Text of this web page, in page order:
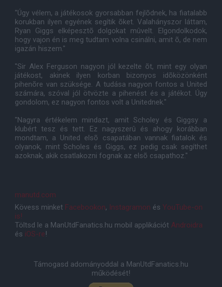
"Úgy vélem, a játékosok gyorsabban fejlõdnek, ha fiatalabb
korukban ilyen egyének segítik õket. Valahányszor láttam,
Ryan Giggs elképesztõ dolgokat mûvelt. Elgondolkodok,
hogy vajon én is meg tudtam volna csinálni, amit õ, de nem
igazán hiszem."
"Sir Alex Ferguson nagyon jól kezelte õt, mint egy olyan
játékost, akinek ilyen korban bizonyos idõközönként
pihenõre van szüksége. A tudása nagyon fontos a United
számára, szóval jól ötvözte a pihenést és a játékot. Úgy
gondolom, ez nagyon fontos volt a Unitednek."
"Nagyra értékelem mindazt, amit Scholey és Giggsy a
klubért tesz és tett. Ez nagyszerû és ahogy korábban
mondtam, a United elsõ csapatában vannak fiatalok és
olyanok, mint Scholes és Giggs, ez pedig csak segíthet
azoknak, akik csatlakozni fognak az elsõ csapathoz."
manutd.com
Kövess minket Facebookon, Instagramon és YouTube-on
is!
Töltsd le a ManUtdFanatics.hu mobil applikációt Androidra
és iOS-re!
Támogasd adományoddal a ManUtdFanatics.hu
működését!